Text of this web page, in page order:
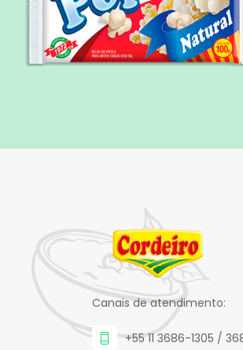
Canais de atendimento:
+55 11 3686-1305 /